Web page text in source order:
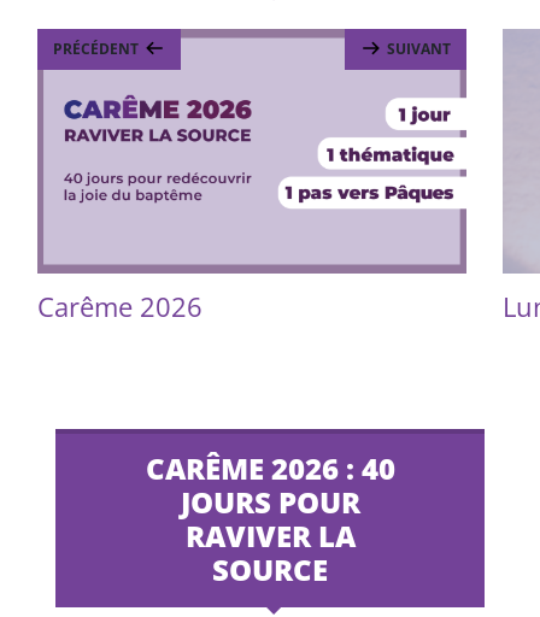
PRÉCÉDENT
Carême 2026
SUIVANT
CARÊME 2026 : 40
JOURS POUR
RAVIVER LA
SOURCE